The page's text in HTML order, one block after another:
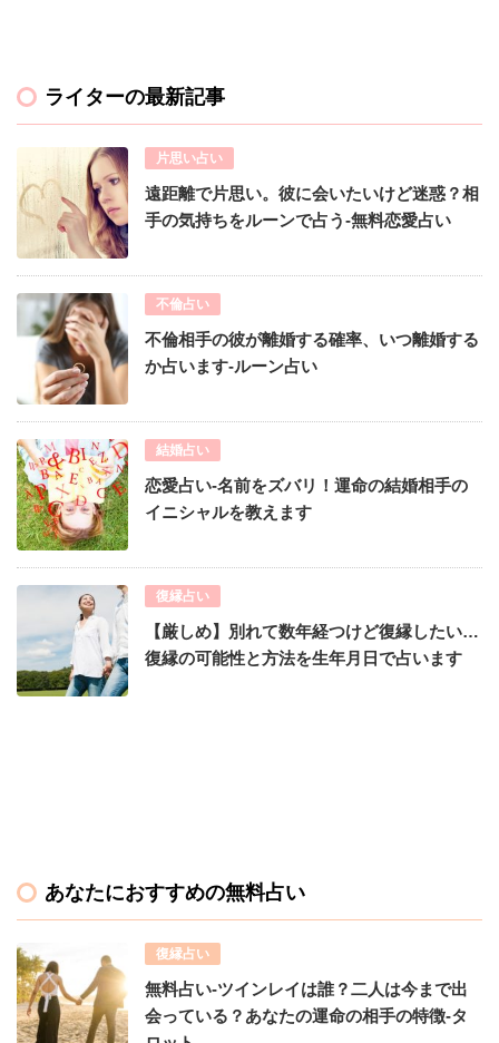
ライターの最新記事
片思い占い
遠距離で片思い。彼に会いたいけど迷惑？相
手の気持ちをルーンで占う-無料恋愛占い
不倫占い
不倫相手の彼が離婚する確率、いつ離婚する
か占います-ルーン占い
結婚占い
恋愛占い-名前をズバリ！運命の結婚相手の
イニシャルを教えます
復縁占い
【厳しめ】別れて数年経つけど復縁したい…
復縁の可能性と方法を生年月日で占います
あなたにおすすめの無料占い
復縁占い
無料占い-ツインレイは誰？二人は今まで出
会っている？あなたの運命の相手の特徴-タ